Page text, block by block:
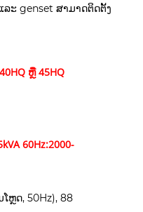
ລະ genset ສາມາດຕິດຕັ້ງ
ຫຼື 45HQ
60Hz:2000-
ຫຼດ, 50Hz), 88